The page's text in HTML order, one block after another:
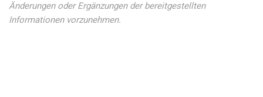
Änderungen oder Ergänzungen der bereitgestellten
Informationen vorzunehmen.